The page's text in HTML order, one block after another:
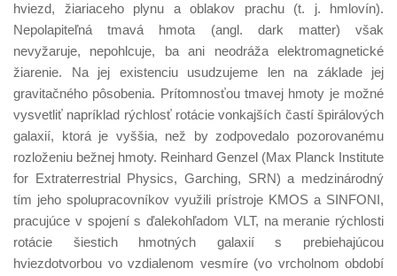
hviezd, žiariaceho plynu a oblakov prachu (t. j. hmlovín).
Nepolapiteľná tmavá hmota (angl. dark matter) však
nevyžaruje, nepohlcuje, ba ani neodráža elektromagnetické
žiarenie. Na jej existenciu usudzujeme len na základe jej
gravitačného pôsobenia. Prítomnosťou tmavej hmoty je možné
vysvetliť napríklad rýchlosť rotácie vonkajších častí špirálových
galaxií, ktorá je vyššia, než by zodpovedalo pozorovanému
rozloženiu bežnej hmoty. Reinhard Genzel (Max Planck Institute
for Extraterrestrial Physics, Garching, SRN) a medzinárodný
tím jeho spolupracovníkov využili prístroje KMOS a SINFONI,
pracujúce v spojení s ďalekohľadom VLT, na meranie rýchlosti
rotácie šiestich hmotných galaxií s prebiehajúcou
hviezdotvorbou vo vzdialenom vesmíre (vo vrcholnom období